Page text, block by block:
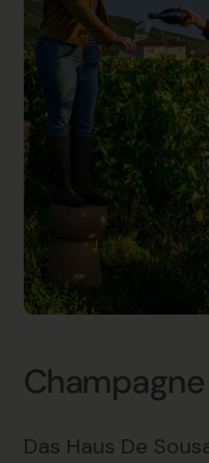
Das Haus De